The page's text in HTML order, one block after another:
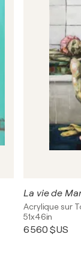
La vie de
Acrylique sur
51x46in
6 560 $US